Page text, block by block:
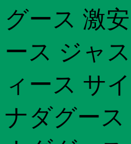
グース 激
ース ジャ
ィース サ
ナダグー